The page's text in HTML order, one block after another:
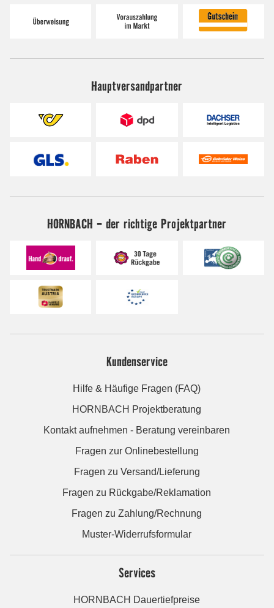
Hauptversandpartner
HORNBACH - der richtige Projektpartner
Kundenservice
Hilfe & Häufige Fragen (FAQ)
HORNBACH Projektberatung
Kontakt aufnehmen - Beratung vereinbaren
Fragen zur Onlinebestellung
Fragen zu Versand/Lieferung
Fragen zu Rückgabe/Reklamation
Fragen zu Zahlung/Rechnung
Muster-Widerrufsformular
Services
HORNBACH Dauertiefpreise